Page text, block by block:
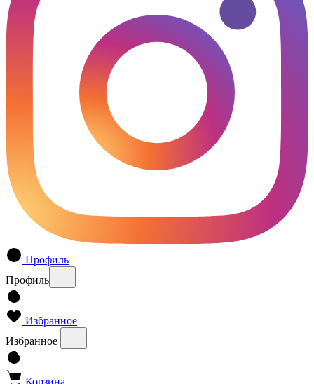
Профиль
Профиль
Избранное
Избранное